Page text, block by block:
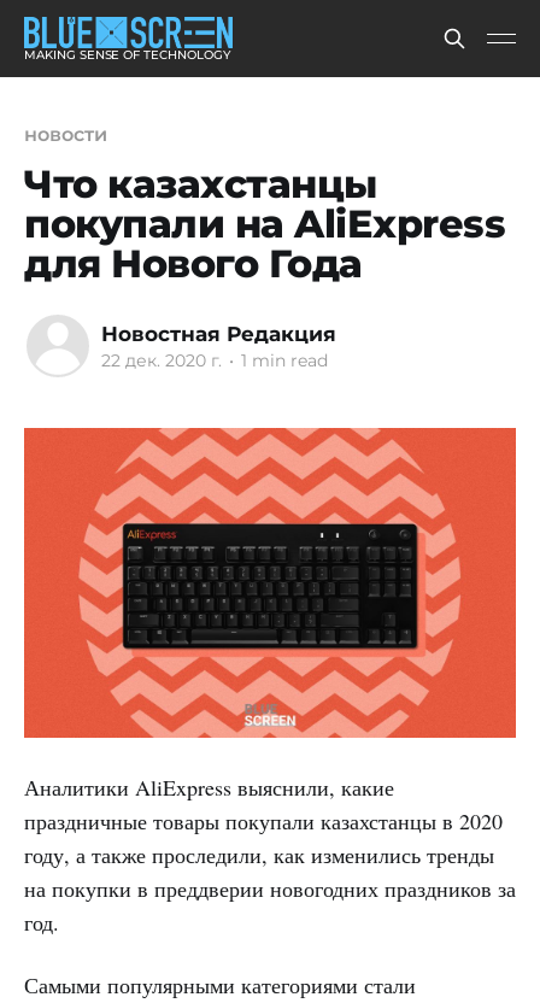
MAKING SENSE OF TECHNOLOGY
новости
Что казахстанцы
покупали на AliExpress
для Нового Года
Новостная Редакция
22 дек. 2020 г. • 1 min read
Аналитики AliExpress выяснили, какие
праздничные товары покупали казахстанцы в 2020
году, а также проследили, как изменились тренды
на покупки в преддверии новогодних праздников за
год.
Самыми популярными категориями стали